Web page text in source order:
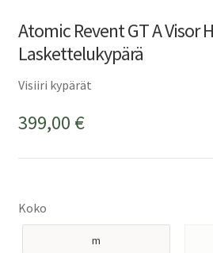
Atomic Revent GT A Visor
Laskettelukypärä
Visiiri kypärät
399,00 €
Koko
m